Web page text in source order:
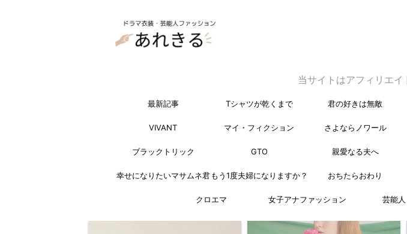
当サイトはアフィリエ
最新記事 Tシャツが乾くまで 君の好きは無敵
VIVANT マイ・フィクション さよならノワール
ブラックトリック GTO 親愛なる夫へ
幸せになりたいマサムネ君 もう1度夫婦になりますか？ おちたらおわり
クロエマ 女子アナファッション 芸能